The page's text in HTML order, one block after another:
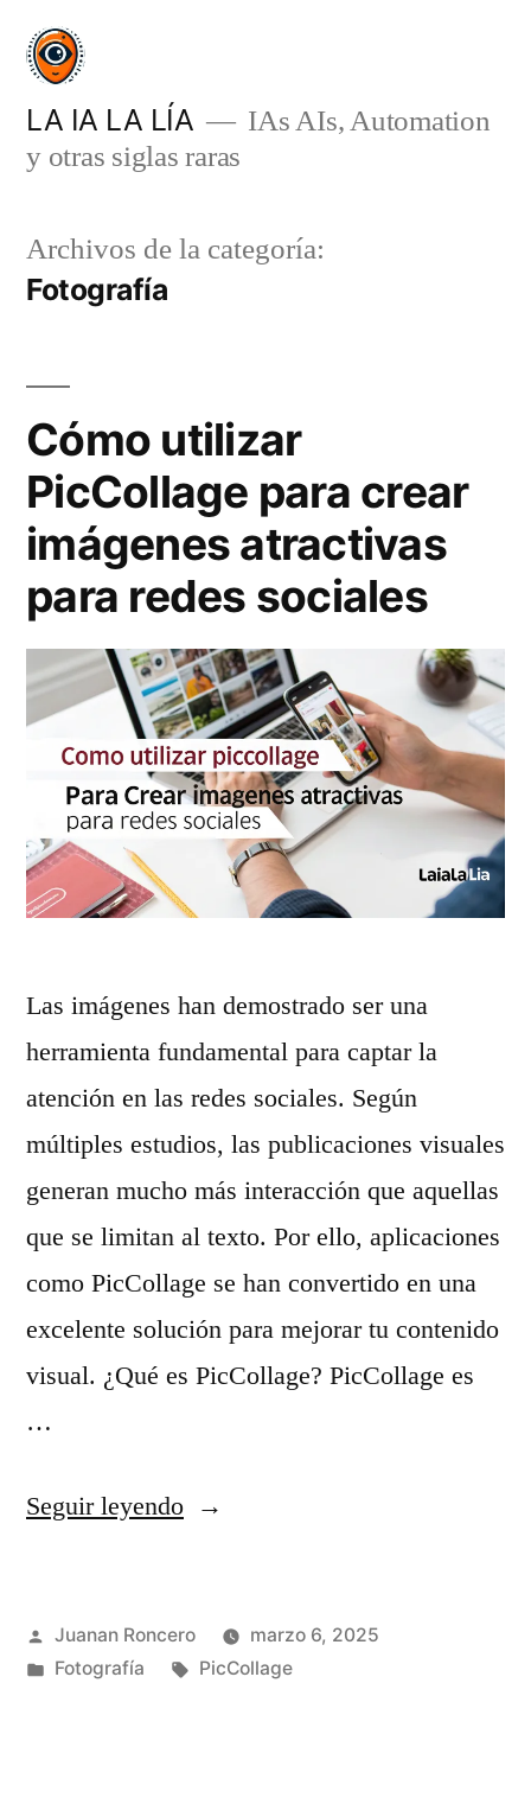
Saltar
contenido
LA IA LA LÍA
IAs AIs, Automation
y otras siglas raras
Archivos de la categoría:
Fotografía
Cómo utilizar
PicCollage para crear
imágenes atractivas
para redes sociales
Las imágenes han demostrado ser una
herramienta fundamental para captar la
atención en las redes sociales. Según
múltiples estudios, las publicaciones visuales
generan mucho más interacción que aquellas
que se limitan al texto. Por ello, aplicaciones
como PicCollage se han convertido en una
excelente solución para mejorar tu contenido
visual. ¿Qué es PicCollage? PicCollage es
…
Seguir leyendo«
m
Publicado
por
Juanan Roncero
marzo 6, 2025
Publicado
Fotografía Etiquetas:
PicCollage